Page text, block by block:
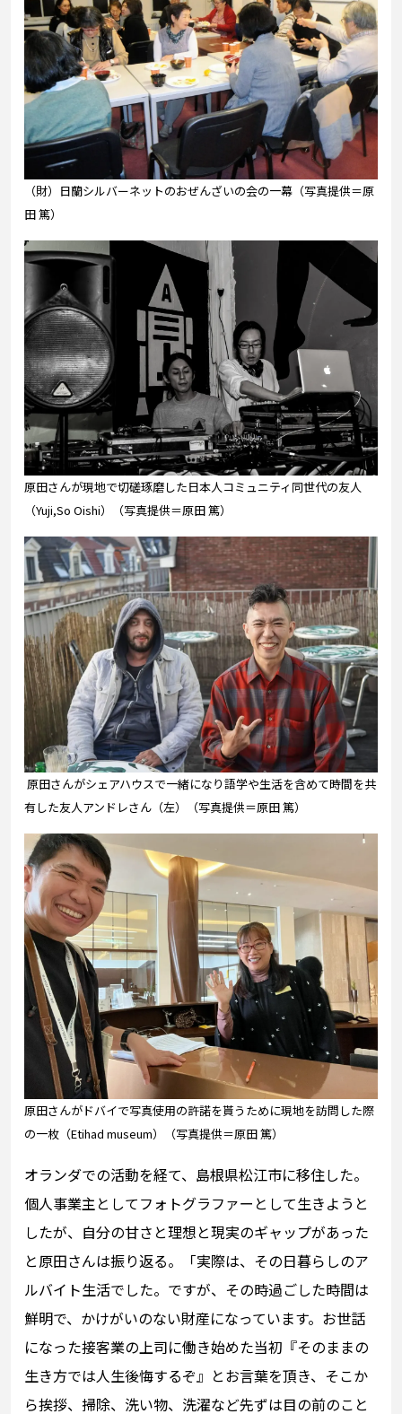
（財）日蘭シルバーネットのおぜんざいの会の一幕（写真提供＝原
田 篤）
原田さんが現地で切磋琢磨した日本人コミュニティ同世代の友人
（Yuji,So Oishi）（写真提供＝原田 篤）
原田さんがシェアハウスで一緒になり語学や生活を含めて時間を共
有した友人アンドレさん（左）（写真提供＝原田 篤）
原田さんがドバイで写真使用の許諾を貰うために現地を訪問した際
の一枚（Etihad museum）（写真提供＝原田 篤）
オランダでの活動を経て、島根県松江市に移住した。
個人事業主としてフォトグラファーとして生きようと
したが、自分の甘さと理想と現実のギャップがあった
と原田さんは振り返る。「実際は、その日暮らしのア
ルバイト生活でした。ですが、その時過ごした時間は
鮮明で、かけがいのない財産になっています。お世話
になった接客業の上司に働き始めた当初『そのままの
生き方では人生後悔するぞ』とお言葉を頂き、そこか
ら挨拶、掃除、洗い物、洗濯など先ずは目の前のこと